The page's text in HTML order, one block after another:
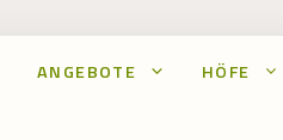
ANGEBOTE HÖFE